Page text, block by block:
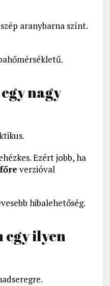
aranybarna színt.
nagy
Ezért jobb, ha
verzióval
hibalehetőség.
egy ilyen